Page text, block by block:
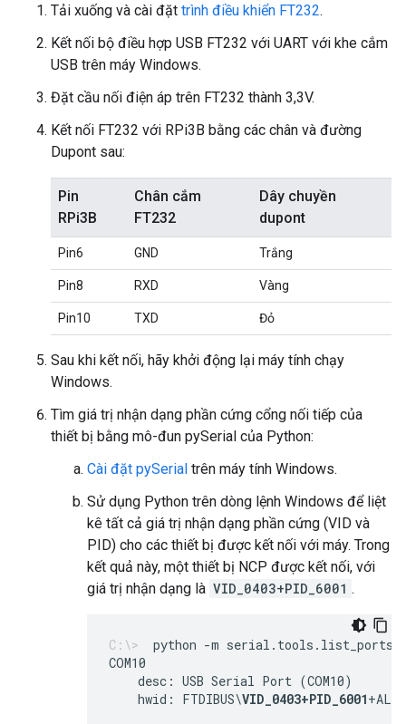
Tải xuống và cài đặt trình điều khiển FT232.
Kết nối bộ điều hợp USB FT232 với UART với khe cắm
USB trên máy Windows.
Đặt cầu nối điện áp trên FT232 thành 3,3V.
Kết nối FT232 với RPi3B bằng các chân và đường
Dupont sau:
Pin
RPi3B
Chân cắm
FT232
Dây chuyền
dupont
Pin6 GND Trắng
Pin8 RXD Vàng
Pin10 TXD Đỏ
Sau khi kết nối, hãy khởi động lại máy tính chạy
Windows.
Tìm giá trị nhận dạng phần cứng cổng nối tiếp của
thiết bị bằng mô-đun pySerial của Python:
Cài đặt pySerial trên máy tính Windows.
Sử dụng Python trên dòng lệnh Windows để liệt
kê tất cả giá trị nhận dạng phần cứng (VID và
PID) cho các thiết bị được kết nối với máy. Trong
kết quả này, một thiết bị NCP được kết nối, với
giá trị nhận dạng là VID_0403+PID_6001 .
python -m serial.tools.list_ports
    desc: USB Serial Port (COM10)
    hwid: FTDIBUS\
VID_0403+PID_6001